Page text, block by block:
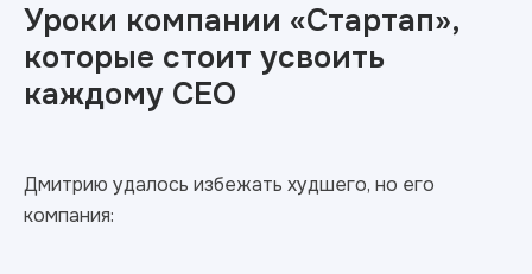
Уроки компании «Стартап»,
которые стоит усвоить
каждому CEO
Дмитрию удалось избежать худшего, но его
компания: